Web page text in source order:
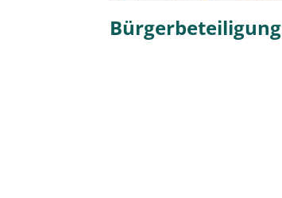
Bürgerbeteiligung